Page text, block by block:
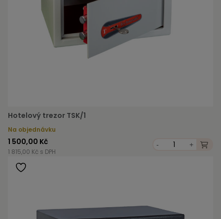
Hotelový trezor TSK/1
Na objednávku
1 500,00 Kč
1 815,00 Kč s DPH
- +